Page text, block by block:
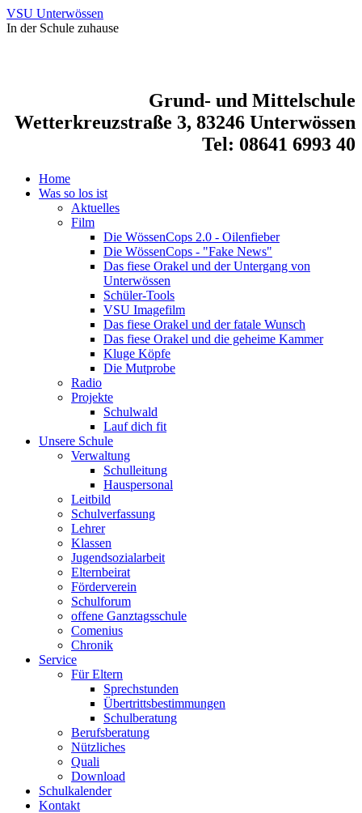
VSU Unterwössen
In der Schule zuhause
Grund- und Mittelschule
Wetterkreuzstraße 3, 83246 Unterwössen
Tel: 08641 6993 40
Home
Was so los ist
Aktuelles
Film
Die WössenCops 2.0 - Oilenfieber
Die WössenCops - "Fake News"
Das fiese Orakel und der Untergang von
Unterwössen
Schüler-Tools
VSU Imagefilm
Das fiese Orakel und der fatale Wunsch
Das fiese Orakel und die geheime Kammer
Kluge Köpfe
Die Mutprobe
Radio
Projekte
Schulwald
Lauf dich fit
Unsere Schule
Verwaltung
Schulleitung
Hauspersonal
Leitbild
Schulverfassung
Lehrer
Klassen
Jugendsozialarbeit
Elternbeirat
Förderverein
Schulforum
offene Ganztagsschule
Comenius
Chronik
Service
Für Eltern
Sprechstunden
Übertrittsbestimmungen
Schulberatung
Berufsberatung
Nützliches
Quali
Download
Schulkalender
Kontakt